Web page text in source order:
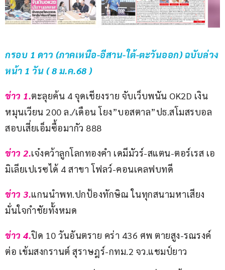
กรอบ 1 ดาว (ภาคเหนือ-อีสาน-ใต้-ตะวันออก) ฉบับล่วง
หน้า 1 วัน ( 8 ม.ค.68 )
ข่าว 1.ตะลุยค้น 4 จุดเชียงราย จับเว็บพนัน OK2D เงิน
หมุนเวียน 200 ล./เดือน โยง”บอสตาล”ปธ.สโมสรบอล
สอบเสี่ยเอ็มซื้อมากัว 888
ข่าว 2.เจ๋งคว้าลูกโลกทองคำ เดมีมัวร์-สแตน-ตอร์เรส เอ
มิเลียเปเรซได้ 4 สาขา โฟลว์-คอนเคลฟบทดี
ข่าว 3.แกนนำพท.ปกป้องทักษิณ ในทุกสนามหาเสียง
มั่นใจกำชัยทั้งหมด
ข่าว 4.ปิด 10 วันอันตราย คร่า 436 ศพ ตายสูง-รณรงค์
ต่อ เข้มสงกรานต์ สุราษฎร์-กทม.2 จว.แชมป์ยาว